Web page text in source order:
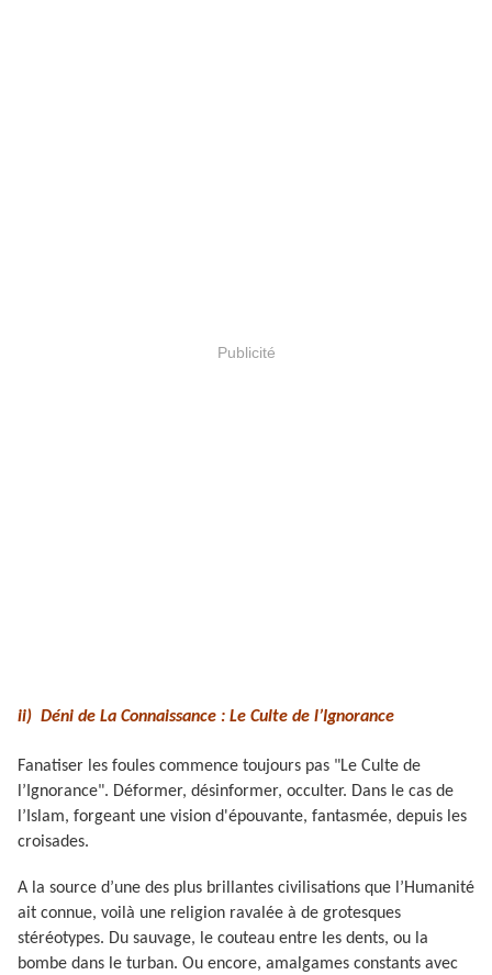
Publicité
ii) Déni de La Connaissance : Le Culte de l’Ignorance
Fanatiser les foules commence toujours pas "Le Culte de
l’Ignorance". Déformer, désinformer, occulter. Dans le cas de
l’Islam, forgeant une vision d'épouvante, fantasmée, depuis les
croisades.
A la source d’une des plus brillantes civilisations que l’Humanité
ait connue, voilà une religion ravalée à de grotesques
stéréotypes. Du sauvage, le couteau entre les dents, ou la
bombe dans le turban. Ou encore, amalgames constants avec